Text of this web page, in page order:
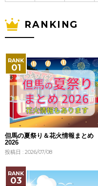
RANKING
但馬の夏祭り＆花火情報まとめ
2026
投稿日 : 2026/07/08